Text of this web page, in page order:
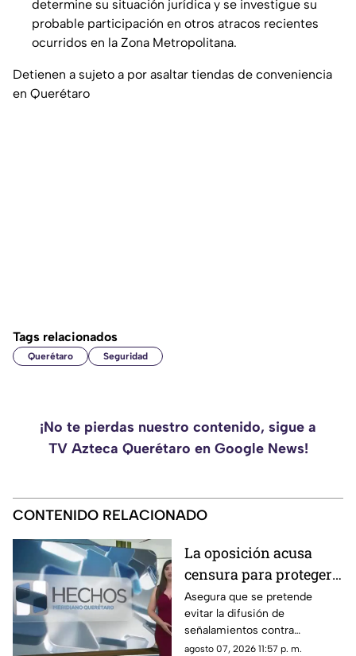
determine su situación jurídica y se investigue su
probable participación en otros atracos recientes
ocurridos en la Zona Metropolitana.
Detienen a sujeto a por asaltar tiendas de conveniencia
en Querétaro
Tags relacionados
Querétaro Seguridad
¡No te pierdas nuestro contenido, sigue a
TV Azteca Querétaro en Google News!
CONTENIDO RELACIONADO
La oposición acusa
censura para proteger a
presuntos
narcopolíticos
vinculados a la 4T
Asegura que se pretende
evitar la difusión de
señalamientos contra
presuntos narcopolíticos
agosto 07, 2026 11:57 p. m.